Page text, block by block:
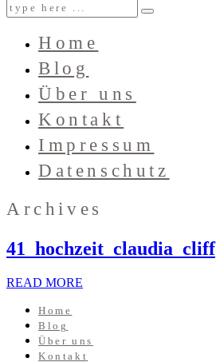
Home
Blog
Über uns
Kontakt
Impressum
Datenschutz
Archives
41_hochzeit_claudia_cliff
READ MORE
Home
Blog
Über uns
Kontakt